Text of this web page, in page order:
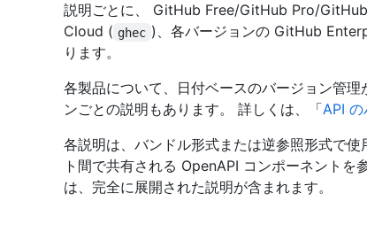
説明ごとに、 GitHub Free/GitHub Pro/
Cloud ( ghec )、各バージョンの GitHub
ります。
各製品について、日付ベースのバージョン管
ンごとの説明もあります。 詳しくは、「API の
各説明は、バンドル形式または逆参照形式で
ト間で共有される OpenAPI コンポーネントを
は、完全に展開された説明が含まれます。